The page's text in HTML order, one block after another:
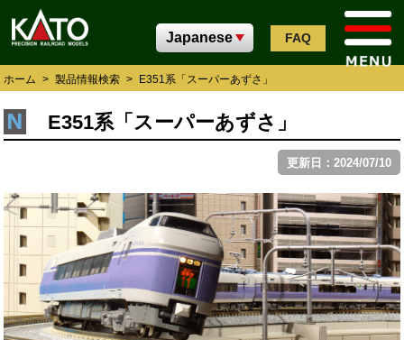
FAQ
ホーム > 製品情報検索 > E351系「スーパーあずさ」
E351系「スーパーあずさ」
更新日：2024/07/10